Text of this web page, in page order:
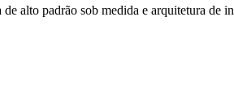
alto padrão sob medida e arquitetura